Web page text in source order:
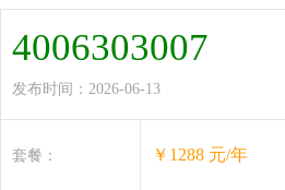
4006303007
发布时间：2026-06-13
套餐： ￥1288 元/年